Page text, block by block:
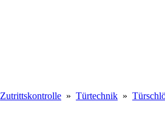
Zutrittskontrolle » Türtechnik »